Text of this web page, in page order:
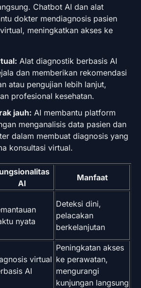
Chatbot AI dan alat
dokter mendiagnosis pasien
meningkatkan akses ke
Alat diagnostik berbasis AI
dan memberikan rekomendasi
atau pengujian lebih lanjut,
profesional kesehatan.
jauh: AI membantu platform
menganalisis data pasien dan
dalam membuat diagnosis yang
konsultasi virtual.
AI
Manfaat
nyata
Deteksi dini,
pelacakan
berkelanjutan
virtual
AI
Peningkatan akses
ke perawatan,
mengurangi
kunjungan langsung